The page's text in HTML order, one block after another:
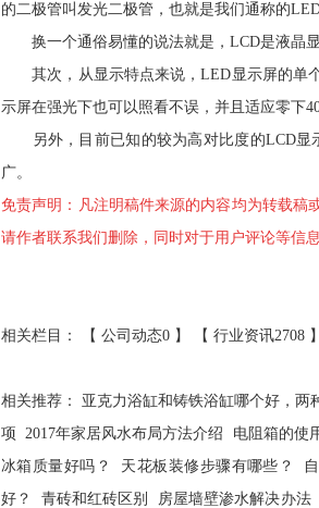
的二极管叫发光二极管，也就是我们通称的LED
换一个通俗易懂的说法就是，LCD是液晶显
其次，从显示特点来说，LED显示屏的单个
示屏在强光下也可以照看不误，并且适应零下40
另外，目前已知的较为高对比度的LCD显
广。
免责声明：凡注明稿件来源的内容均为转载稿
请作者联系我们删除，同时对于用户评论等信
相关栏目： 【 公司动态0 】 【 行业资讯2708 】
相关推荐： 亚克力浴缸和铸铁浴缸哪个好，两
项
2017年家居风水布局方法介绍 电阻箱的使
冰箱质量好吗？
天花板装修步骤有哪些？
好？
青砖和红砖区别 房屋墙壁渗水解决办法